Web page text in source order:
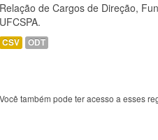
Relação de Cargos de Direção,
UFCSPA.
CSV ODT
Você também pode ter acesso a esses